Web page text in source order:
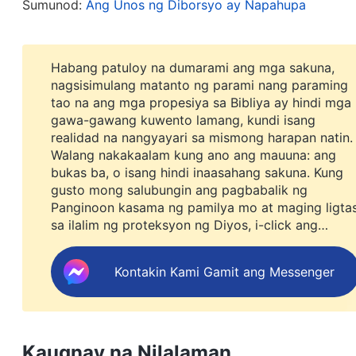
sa huli ay pipigilan siya ng Partido na
kanyang sarili? Maging ang kuya ko ay tutol sa
pamilya ko ang aking pananampalataya kung
namin ng asawa ko. Lalo niyong mapapahirap
kung bibigay ako sa asawa ko at
pagkakanulo sa Diyos? Habang mas pinag-
akong nanalangin, hinihiling sa Diyos na
isang sipi ng mgasalita ng Diyosna nabasa ko
Diyos sa mga tao sa panlabas ay mukhang
mula sa pagsasaayos ng tao, o mula sa
gawain, at lahat ng nangyayari, ay isang
hinihingi nito sa mga tao na manindigan sa
Pagpapakita at Gawain ng Diyos. Ang Pagmamahal
Sumunod: Ang Unos ng Diborsyo ay Napahupa
Habang patuloy na dumarami ang mga sakuna,
nagsisimulang matanto ng parami nang paraming
tao na ang mga propesiya sa Bibliya ay hindi mga
gawa-gawang kuwento lamang, kundi isang
realidad na nangyayari sa mismong harapan natin.
Walang nakakaalam kung ano ang mauuna: ang
bukas ba, o isang hindi inaasahang sakuna. Kung
gusto mong salubungin ang pagbabalik ng
Panginoon kasama ng pamilya mo at maging
sa ilalim ng proteksyon ng Diyos, i-click ang
WhatsApp para sumali sa aming study group.
Huwag mo na itong ipagpabukas.
Kontakin Kami Gamit ang Messenger